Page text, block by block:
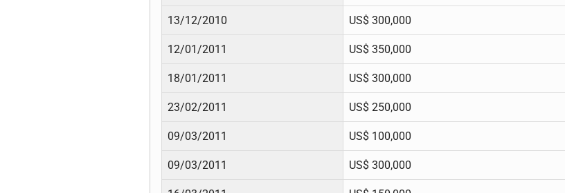
13/12/2010 US$ 300,000
12/01/2011 US$ 350,000
18/01/2011 US$ 300,000
23/02/2011 US$ 250,000
09/03/2011 US$ 100,000
09/03/2011 US$ 300,000